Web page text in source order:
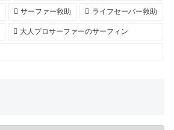
サーファー救助 ライフセーバー救助
大人プロサーファーのサーフィン